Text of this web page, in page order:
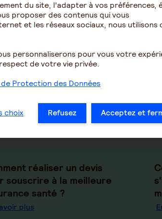
de dépenses. Il peut doncsouscrire une
prix.
de garanties adaptées à vos besoins,
santé actuel ou bien souscrire un
vous avez le droit de résilier votre
an de souscription, sans attendre la date
sur la même
réaliser un devis
souscrire à la meilleure
santé ?
plus
du site, l'adapter à vos préférences,
proposer des contenus qui vous
et les réseaux sociaux, nous utilisons
personnaliserons pour vous votre
de votre vie privée.
Protection des Données
choix Refusez Acceptez et